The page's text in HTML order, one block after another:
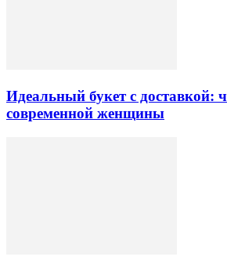
Идеальный букет с доставкой:
современной женщины